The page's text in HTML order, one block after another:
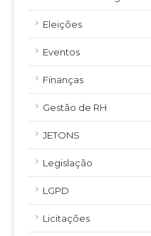
Eleições
Eventos
Finanças
Gestão de RH
JETONS
Legislação
LGPD
Licitações